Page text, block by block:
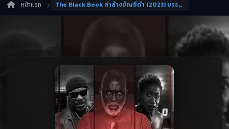
หน้าแรก The Black Book ล่าล้างบัญชีดำ (2023) บรรยายไทย หนังฟรี HD